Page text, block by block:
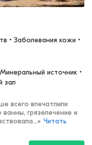
• Заболевания кожи •
источник •
зал
всего впечатлили
грязелечение и
» Читать